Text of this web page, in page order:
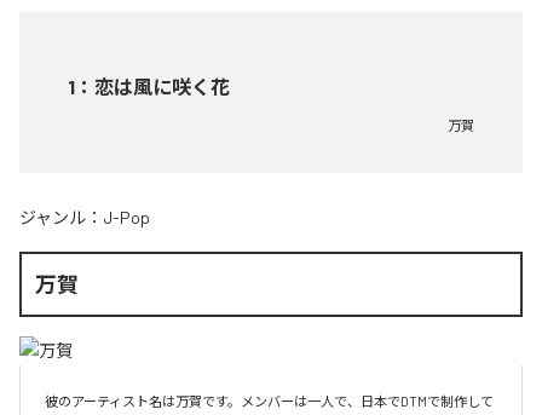
1 ： 恋は風に咲く花
万賀
ジャンル： J-Pop
万賀
彼のアーティスト名は万賀です。メンバーは一人で、日本でDTMで制作して